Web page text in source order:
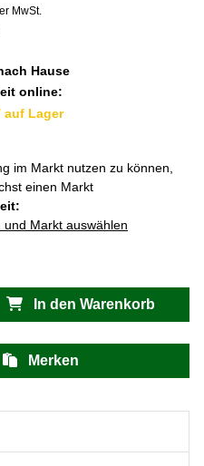
MwSt.
Hause
online:
auf Lager
im Markt nutzen zu können,
einen Markt
und Markt auswählen
In den Warenkorb
Merken